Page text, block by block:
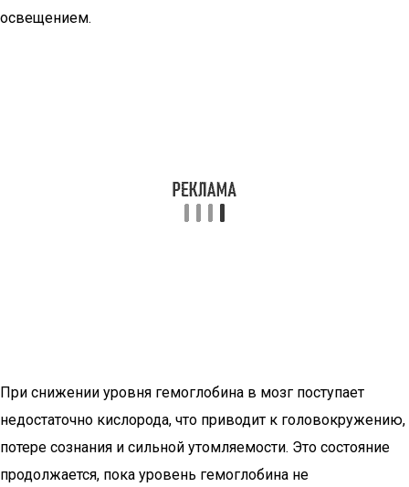
освещением.
При снижении уровня гемоглобина в мозг поступает
недостаточно кислорода, что приводит к головокружению,
потере сознания и сильной утомляемости. Это состояние
продолжается, пока уровень гемоглобина не